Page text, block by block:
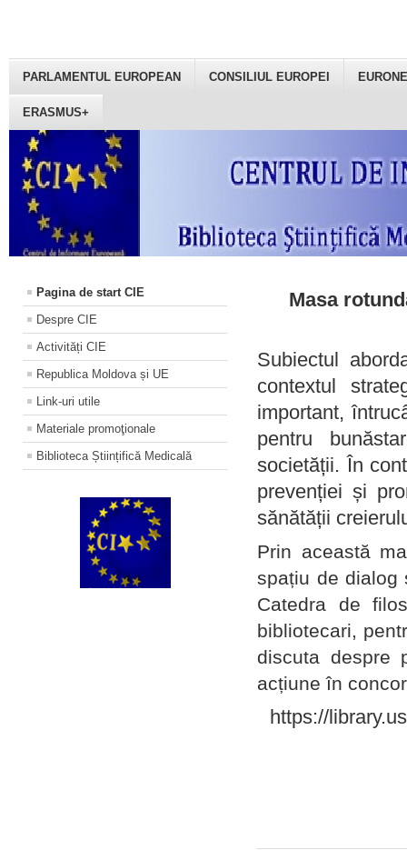
PARLAMENTUL EUROPEAN CONSILIUL EUROPEI
ERASMUS+
Pagina de start CIE
Despre CIE
Activități CIE
Republica Moldova și UE
Link-uri utile
Materiale promoţionale
Biblioteca Științifică Medicală
Masa
Subiectul
contextul
important,
pentru
societății. În
prevenției și
sănătății
Prin această
spațiu de dialog
Catedra de
bibliotecari,
discuta despre
acțiune în
https://